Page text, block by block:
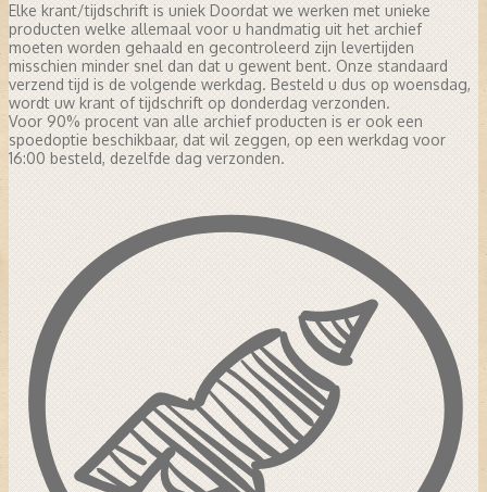
Elke krant/tijdschrift is uniek Doordat we werken met unieke
producten welke allemaal voor u handmatig uit het archief
moeten worden gehaald en gecontroleerd zijn levertijden
misschien minder snel dan dat u gewent bent. Onze standaard
verzend tijd is de volgende werkdag. Besteld u dus op woensdag,
wordt uw krant of tijdschrift op donderdag verzonden.
Voor 90% procent van alle archief producten is er ook een
spoedoptie beschikbaar, dat wil zeggen, op een werkdag voor
16:00 besteld, dezelfde dag verzonden.